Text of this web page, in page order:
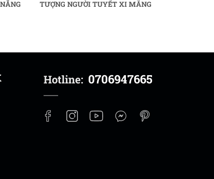
TƯỢNG NGƯỜI TUYẾT XI MĂNG
Hotline: 0706947665